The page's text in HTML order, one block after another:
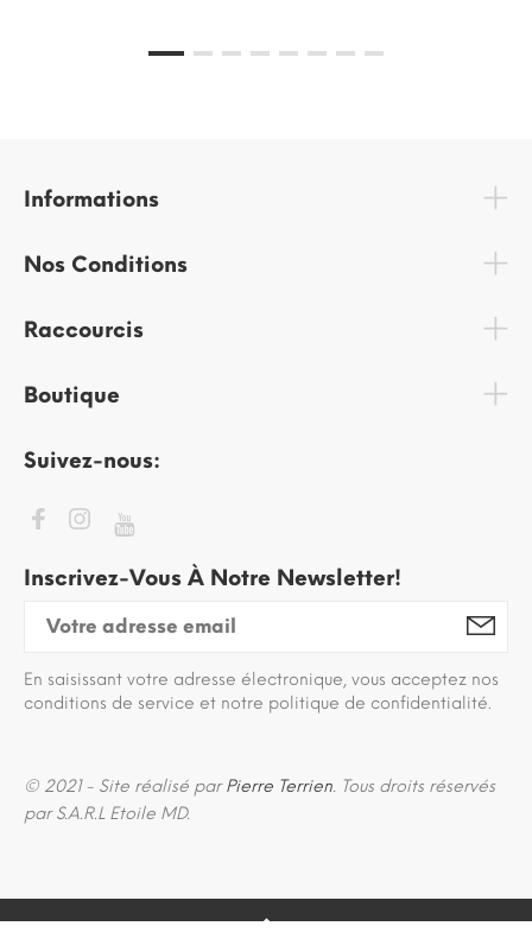
Informations
Nos Conditions
Raccourcis
Boutique
Suivez-nous:
Inscrivez-Vous À Notre Newsletter!
En saisissant votre adresse électronique, vous acceptez nos
conditions de service et notre politique de confidentialité.
© 2021 - Site réalisé parPierre Terrien. Tous droits réservés
par S.A.R.L Etoile MD.